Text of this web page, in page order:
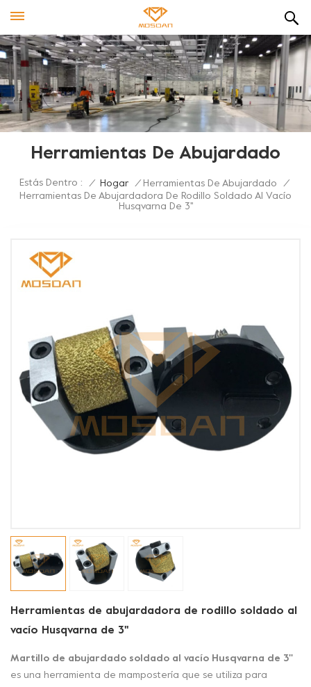
Herramientas De Abujardado
Estás Dentro : / Hogar / Herramientas De Abujardado
/
Herramientas De Abujardadora De Rodillo Soldado Al Vacío
Husqvarna De 3''
Herramientas de abujardadora de rodillo soldado al
vacío Husqvarna de 3''
Martillo de abujardado soldado al vacío Husqvarna de 3''
es una herramienta de mampostería que se utiliza para